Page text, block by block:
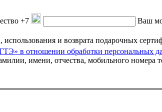
+7 Ваш
возврата подарочных сертификатов (в том числе
в отношении обработки персональных
имени, отчества, мобильного номера